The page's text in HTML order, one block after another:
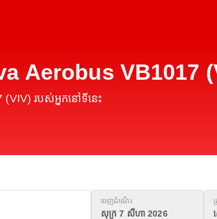
Aerobus VB1017
របស់អ្នកនៅទីនេះ
ចេញដំណើរ
សុក្រ 7 សីហា 2026